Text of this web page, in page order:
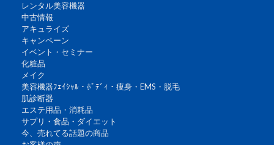
レンタル美容機器
中古情報
アキュライズ
キャンペーン
イベント・セミナー
化粧品
メイク
美容機器ﾌｪｲｼｬﾙ・ﾎﾞﾃﾞｨ・痩身・EMS・脱毛
肌診断器
エステ用品・消耗品
サプリ・食品・ダイエット
今、売れてる話題の商品